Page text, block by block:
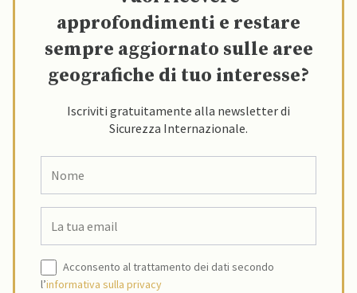
approfondimenti e restare
sempre aggiornato sulle aree
geografiche di tuo interesse?
Iscriviti gratuitamente alla newsletter di
Sicurezza Internazionale.
Acconsento al trattamento dei dati secondo
l’informativa sulla privacy